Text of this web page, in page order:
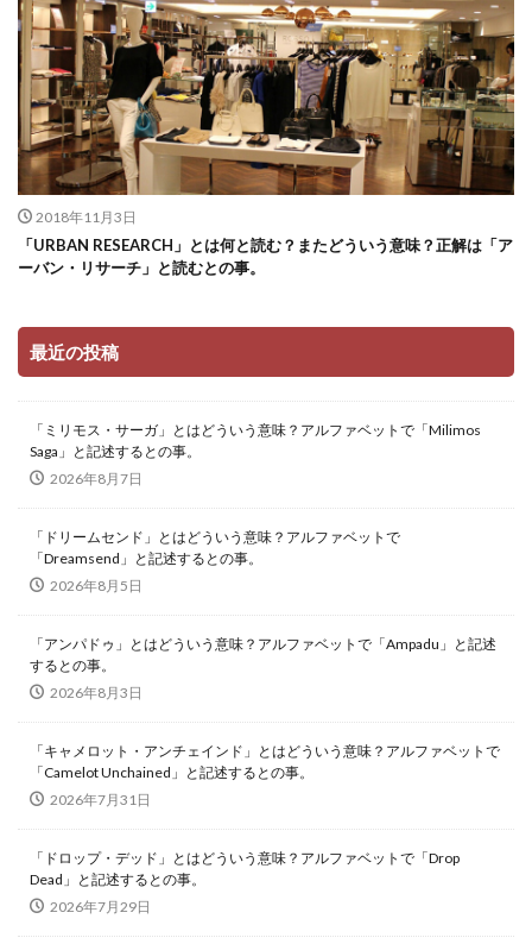
2018年11月3日
「URBAN RESEARCH」とは何と読む？またどういう意味？正解は「ア
ーバン・リサーチ」と読むとの事。
最近の投稿
「ミリモス・サーガ」とはどういう意味？アルファベットで「Milimos
Saga」と記述するとの事。
2026年8月7日
「ドリームセンド」とはどういう意味？アルファベットで
「Dreamsend」と記述するとの事。
2026年8月5日
「アンパドゥ」とはどういう意味？アルファベットで「Ampadu」と記述
するとの事。
2026年8月3日
「キャメロット・アンチェインド」とはどういう意味？アルファベットで
「Camelot Unchained」と記述するとの事。
2026年7月31日
「ドロップ・デッド」とはどういう意味？アルファベットで「Drop
Dead」と記述するとの事。
2026年7月29日